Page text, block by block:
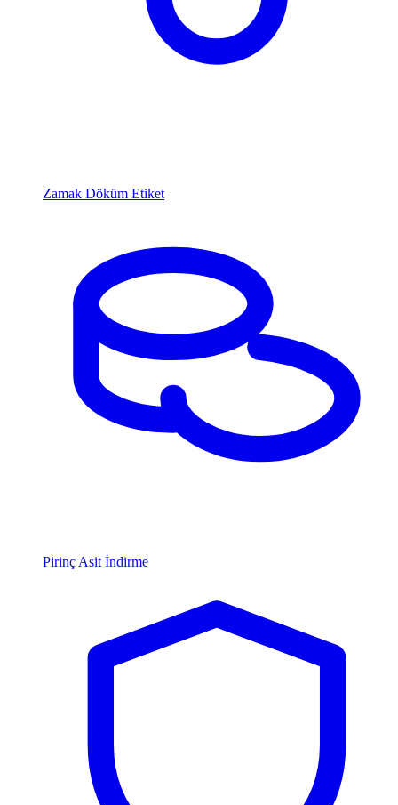
Zamak Döküm Etiket
Pirinç Asit İndirme